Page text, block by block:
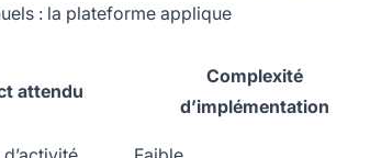
: la plateforme applique
attendu
Complexité
d’implémentation